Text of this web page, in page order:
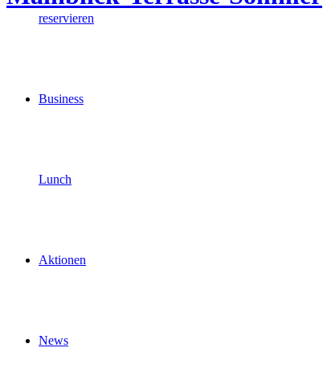
reservieren
Business
Lunch
Aktionen
News